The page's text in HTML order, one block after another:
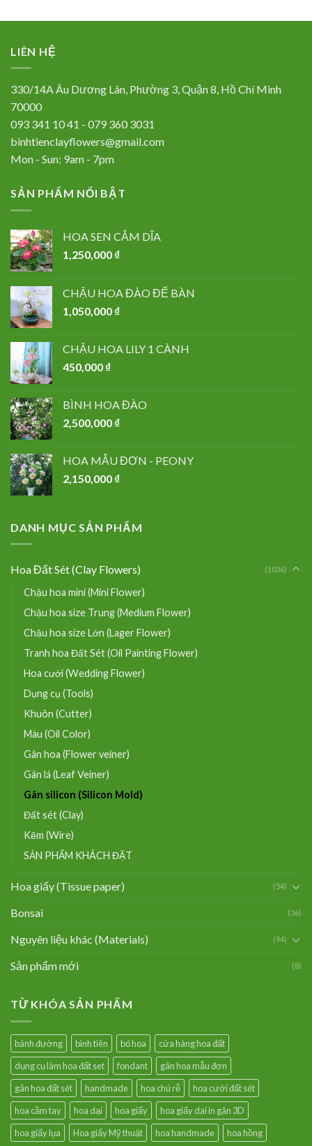
LIÊN HỆ
330/14A Âu Dương Lân, Phường 3, Quận 8, Hồ Chí Minh
70000
093 341 10 41 - 079 360 3031
binhtienclayflowers@gmail.com
Mon - Sun: 9am - 7pm
SẢN PHẨM NỔI BẬT
HOA SEN CẮM DĨA
1,250,000 ₫
CHẬU HOA ĐÀO ĐỂ BÀN
1,050,000 ₫
CHẬU HOA LILY 1 CÀNH
450,000 ₫
BÌNH HOA ĐÀO
2,500,000 ₫
HOA MẪU ĐƠN - PEONY
2,150,000 ₫
DANH MỤC SẢN PHẨM
Hoa Đất Sét (Clay Flowers) (1036)
Chậu hoa mini (Mini Flower)
Chậu hoa size Trung (Medium Flower)
Chậu hoa size Lớn (Lager Flower)
Tranh hoa Đất Sét (Oil Painting Flower)
Hoa cưới (Wedding Flower)
Dụng cụ (Tools)
Khuôn (Cutter)
Màu (Oil Color)
Gân hoa (Flower veiner)
Gân lá (Leaf Veiner)
Gân silicon (Silicon Mold)
Đất sét (Clay)
Kẽm (Wire)
SẢN PHẨM KHÁCH ĐẶT
Hoa giấy (Tissue paper) (54)
Bonsai (36)
Nguyên liệu khác (Materials) (94)
Sản phẩm mới (8)
TỪ KHÓA SẢN PHẨM
bánh đường bình tiên bó hoa
cửa hàng hoa đất
dụng cụ làm hoa đất set
fondant
gân hoa mẫu đơn
gân hoa đất sét
handmade hoa chú rễ
hoa cưới đất sét
hoa cầm tay
hoa dại hoa giấy
hoa giấy dai in gân 3D
hoa giấy lụa
Hoa giấy Mỹ thuật hoa handmade hoa hồng